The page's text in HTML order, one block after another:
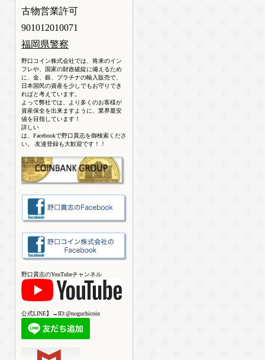
古物営業許可
901012010071
福岡県警察
野口コイン株式会社では、将来のイン
フレや、国家の財政破綻に備えるため
に、金、銀、プラチナの輸入販売で、
日本国民の資産を少しでもお守りでき
ればと考えています。
よって弊社では、より多くのお客様が
資産保全を出来ますように、業界最安
値を目指しています！
詳しい
は、Facebookで野口貴志を御検索くださ
い。 友達登録も大歓迎です！！
野口貴志のYouTubeチャンネル
公式LINE】→ID:@noguchicoin